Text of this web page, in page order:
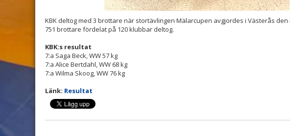
KBK deltog med 3 brottare när stortävlingen Mälarcupen avgjordes i Västerås den
751 brottare fördelat på 120 klubbar deltog.
KBK:s resultat
7:a Saga Beck, WW 57 kg
7:a Alice Bertdahl, WW 68 kg
7:a Wilma Skoog, WW 76 kg
Länk: Resultat